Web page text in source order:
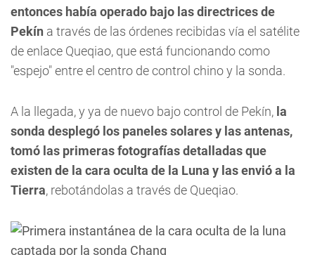
entonces había operado bajo las directrices de
Pekín a través de las órdenes recibidas vía el satélite
de enlace Queqiao, que está funcionando como
"espejo" entre el centro de control chino y la sonda.
A la llegada, y ya de nuevo bajo control de Pekín, la
sonda desplegó los paneles solares y las antenas,
tomó las primeras fotografías detalladas que
existen de la cara oculta de la Luna y las envió a la
Tierra, rebotándolas a través de Queqiao.